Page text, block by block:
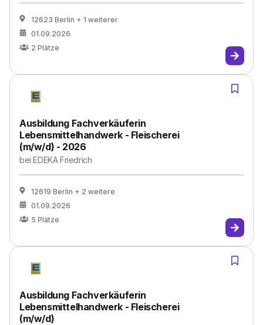
12623 Berlin + 1 weiterer
01.09.2026
2 Plätze
Ausbildung Fachverkäuferin
Lebensmittelhandwerk - Fleischerei
(m/w/d) - 2026
beiEDEKA Friedrich
12619 Berlin + 2 weitere
01.09.2026
5 Plätze
Ausbildung Fachverkäuferin
Lebensmittelhandwerk - Fleischerei
(m/w/d)